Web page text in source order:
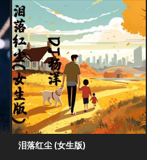
泪落红尘 (女生版)